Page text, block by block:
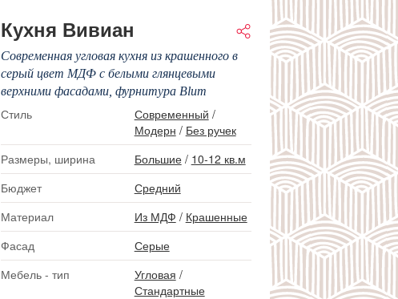
Кухня Вивиан
Современная угловая кухня из крашенного в
серый цвет МДФ с белыми глянцевыми
верхними фасадами, фурнитура Blum
Стиль Современный /
Модерн / Без ручек
Размеры, ширина
Большие/ 10-12 кв.м
Бюджет
Средний
Материал
Из МДФ / Крашенные
Фасад
Серые
Мебель - тип
Угловая /
Стандартные